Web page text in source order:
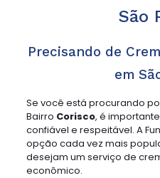
São
Precisando de
em
Se você está procurando
Bairro Corisco, é
confiável e respeitável. A
opção cada vez mais
desejam um serviço de
econômico.